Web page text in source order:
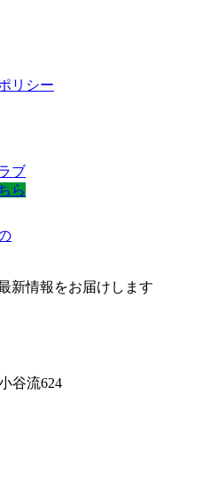
リシー
ら
新情報をお届けします
谷流624